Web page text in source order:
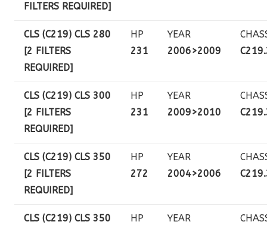
FILTERS REQUIRED]
CLS (C219) CLS 280
[2 FILTERS
REQUIRED]
HP
231
YEAR
2006>2009
CLS (C219) CLS 300
[2 FILTERS
REQUIRED]
HP
231
YEAR
2009>2010
CLS (C219) CLS 350
[2 FILTERS
REQUIRED]
HP
272
YEAR
2004>2006
CLS (C219) CLS 350
HP
YEAR